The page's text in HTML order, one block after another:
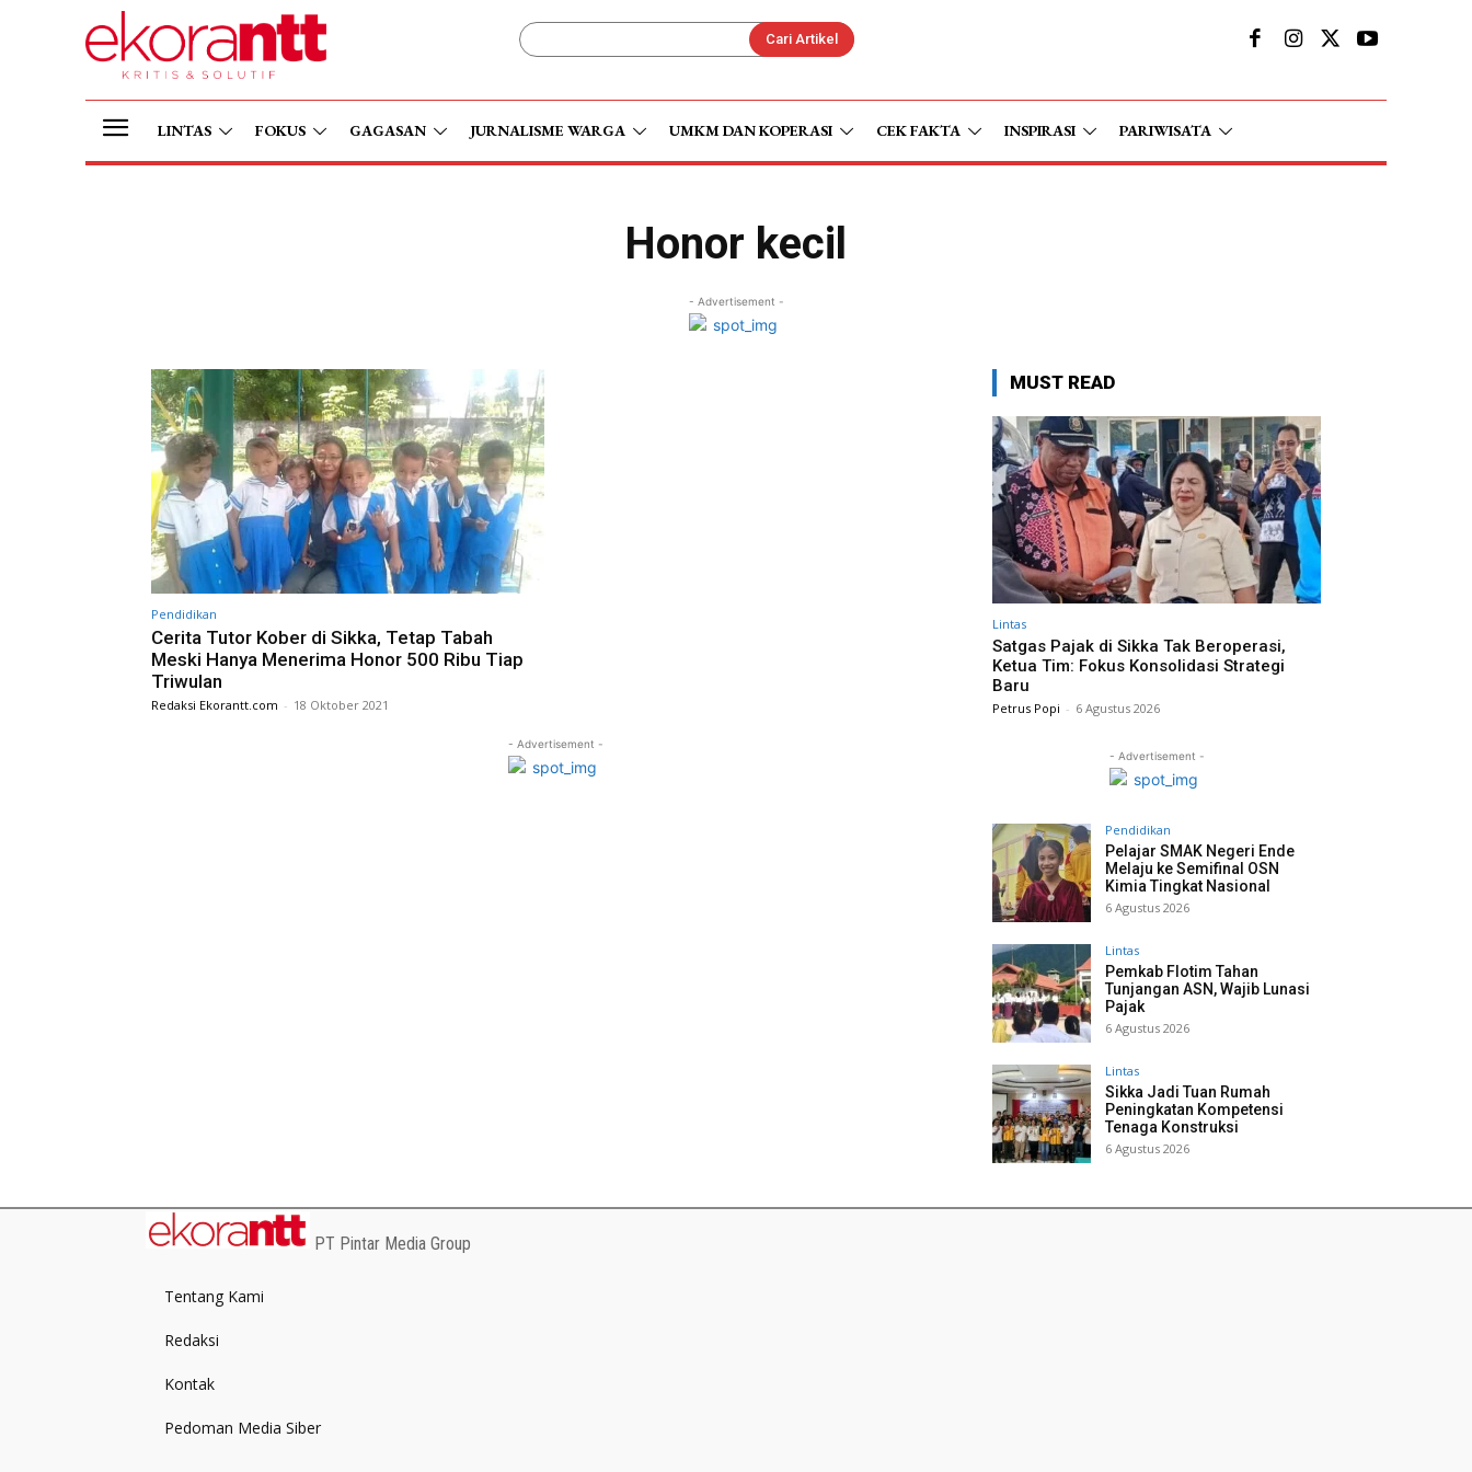
Cari Artikel
LINTAS FOKUS GAGASAN JURNALISME WARGA UMKM DAN KOPERASI CEK FAKTA INSPIRASI PARIWISATA
Honor kecil
- Advertisement -
Pendidikan
Cerita Tutor Kober di Sikka, Tetap Tabah
Meski Hanya Menerima Honor 500 Ribu Tiap
Triwulan
Redaksi Ekorantt.com - 18 Oktober 2021
- Advertisement -
MUST READ
Lintas
Satgas Pajak di Sikka Tak Beroperasi,
Ketua Tim: Fokus Konsolidasi Strategi
Baru
Petrus Popi - 6 Agustus 2026
- Advertisement -
Pendidikan
Pelajar SMAK Negeri Ende
Melaju ke Semifinal OSN
Kimia Tingkat Nasional
6 Agustus 2026
Lintas
Pemkab Flotim Tahan
Tunjangan ASN, Wajib Lunasi
Pajak
6 Agustus 2026
Lintas
Sikka Jadi Tuan Rumah
Peningkatan Kompetensi
Tenaga Konstruksi
6 Agustus 2026
PT Pintar Media Group
Tentang Kami
Redaksi
Kontak
Pedoman Media Siber